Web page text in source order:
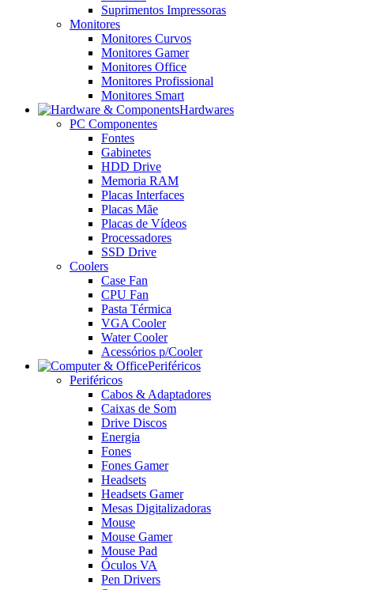
Suprimentos Impressoras
Monitores
Monitores Curvos
Monitores Gamer
Monitores Office
Monitores Profissional
Monitores Smart
Hardwares
PC Componentes
Fontes
Gabinetes
HDD Drive
Memoria RAM
Placas Interfaces
Placas Mãe
Placas de Vídeos
Processadores
SSD Drive
Coolers
Case Fan
CPU Fan
Pasta Térmica
VGA Cooler
Water Cooler
Acessórios p/Cooler
Periféricos
Periféricos
Cabos & Adaptadores
Caixas de Som
Drive Discos
Energia
Fones
Fones Gamer
Headsets
Headsets Gamer
Mesas Digitalizadoras
Mouse
Mouse Gamer
Mouse Pad
Óculos VA
Pen Drivers